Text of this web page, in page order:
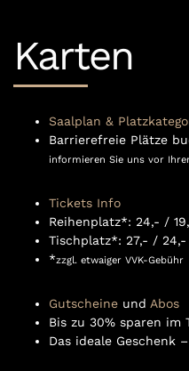
Karten
Saalplan &
Barrierefreie Plätze
informieren Sie uns vor
Tickets Info
Reihenplatz*: 24,- /
Tischplatz*: 27,- / 24,-
*zzgl. etwaiger VVK-Gebühr
Gutscheine und Abos
Bis zu 30% sparen im
Das ideale Geschenk